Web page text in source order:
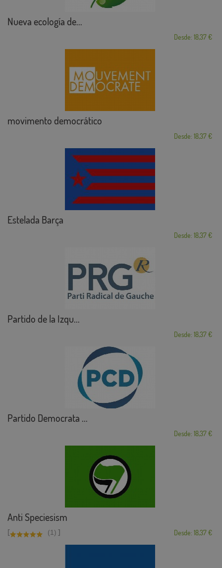
Nueva ecología de...
Desde: 18,37 €
movimento democrático
Desde: 18,37 €
Estelada Barça
Desde: 18,37 €
Partido de la Izqu...
Desde: 18,37 €
Partido Democrata ...
Desde: 18,37 €
Anti Speciesism
[ (1) ] Desde: 18,37 €